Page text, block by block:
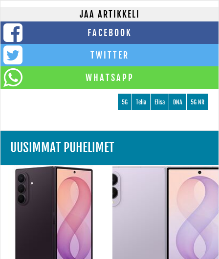
JAA ARTIKKELI
FACEBOOK
TWITTER
WHATSAPP
5G NR
DNA
Elisa
Telia
5G
UUSIMMAT PUHELIMET